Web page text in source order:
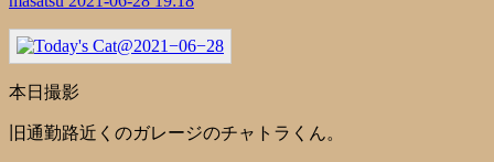
本日撮影
旧通勤路近くのガレージのチャトラくん。